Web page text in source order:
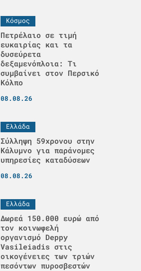
Κόσμος
Πετρέλαιο σε τιμή
ευκαιρίας και τα
δυσεύρετα
δεξαμενόπλοια: Τι
συμβαίνει στον Περσικό
Κόλπο
08.08.26
Ελλάδα
Σύλληψη 59χρονου στην
Κάλυμνο για παράνομες
υπηρεσίες καταδύσεων
08.08.26
Ελλάδα
Δωρεά 150.000 ευρώ από
τον κοινωφελή
οργανισμό Deppy
Vasileiadis στις
οικογένειες των τριών
πεσόντων πυροσβεστών